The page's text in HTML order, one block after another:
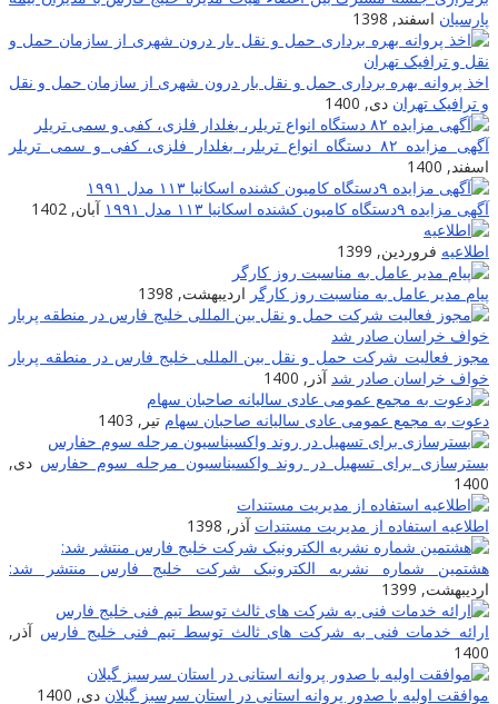
پارسیان اسفند, 1398
اخذ پروانه بهره برداری حمل و نقل بار درون شهری از سازمان حمل و نقل
و ترافیک تهران دی, 1400
آگهی مزایده ۸۲ دستگاه انواع تریلر، بغلدار فلزی، کفی و سمی تریلر
اسفند, 1400
آگهی مزایده ۹دستگاه کامیون کشنده اسکانیا ۱۱۳ مدل ۱۹۹۱
آبان, 1402
اطلاعیه فروردین, 1399
پیام مدیر عامل به مناسبت روز کارگر اردیبهشت, 1398
مجوز فعالیت شرکت حمل و نقل بین المللی خلیج فارس در منطقه پربار
خواف خراسان صادر شد آذر, 1400
دعوت به مجمع عمومی عادی سالیانه صاحبان سهام تیر, 1403
بسترسازی برای تسهیل در روند واکسیناسیون مرحله سوم حفارس دی,
1400
اطلاعیه استفاده از مدیریت مستندات آذر, 1398
هشتمین شماره نشریه الکترونیک شرکت خلیج فارس منتشر شد:
اردیبهشت, 1399
ارائه خدمات فنی به شرکت های ثالث توسط تیم فنی خلیج فارس آذر,
1400
موافقت اولیه با صدور پروانه استانی در استان سرسبز گیلان دی, 1400